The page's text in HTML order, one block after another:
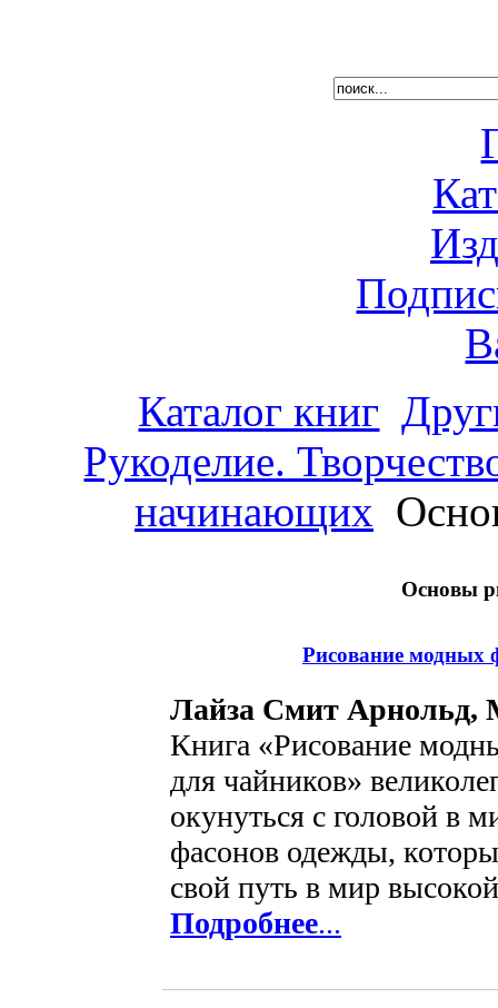
Каталог книг
Рукоделие.
начинающих
Основы
Рисование модных
Лайза Смит Арнольд,
Книга «Рисование
для чайников»
окунуться с головой в
фасонов одежды,
свой путь в мир
Подробнее...